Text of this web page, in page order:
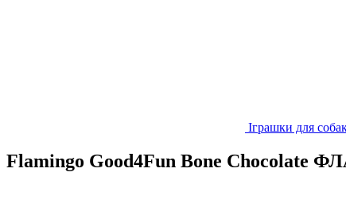
Іграшки для
Flamingo Good4Fun Bone Chocolate